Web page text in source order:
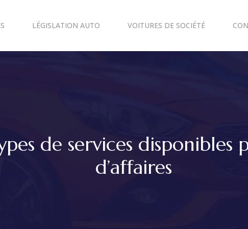
LÉGISLATION AUTO VOITURES DE SOCIÉTÉ
de services disponibles
d’affaires